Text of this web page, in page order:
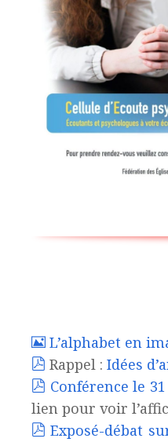
L’alphabet en
Rappel : Idées
Conférence le
lien pour voir
Exposé-débat